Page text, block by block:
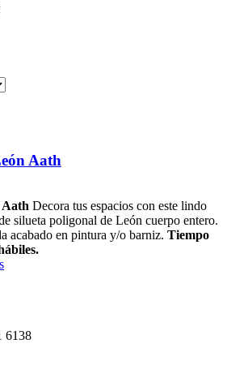
Aath
Aath Decora tus espacios con este lindo
silueta poligonal de León cuerpo entero.
acabado en pintura y/o barniz. Tiempo
6138